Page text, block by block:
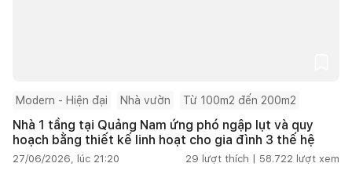
Modern - Hiện đại Nhà vườn Từ 100m2 đến 200m2
Nhà 1 tầng tại Quảng Nam ứng phó ngập lụt và quy
hoạch bằng thiết kế linh hoạt cho gia đình 3 thế hệ
27/06/2026, lúc 21:20 29 lượt thích | 58.722 lượt xem